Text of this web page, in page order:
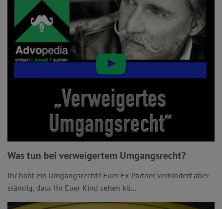
Was tun bei verweigertem Umgangsrecht?
Ihr habt ein Umgangsrecht? Euer Ex-Partner verhindert aber
ständig, dass Ihr Euer Kind sehen kö...